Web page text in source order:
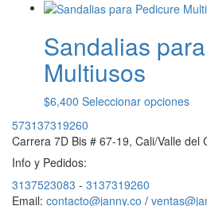
Sandalias
Multiusos
$6,400 Seleccionar opcionesEste
573137319260
Carrera 7D Bis # 67-19, Cali/Valle del
Info y Pedidos:
3137523083 - 3137319260
Email: contacto@janny.co /